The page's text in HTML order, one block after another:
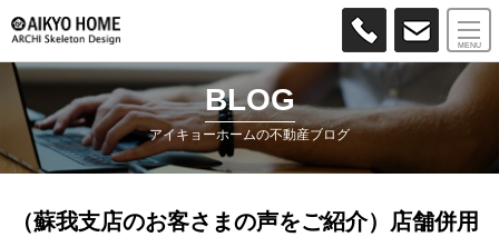
BLOG
アイキョーホームの不動産ブログ
（蘇我支店のお客さまの声をご紹介）店舗併用
MENU